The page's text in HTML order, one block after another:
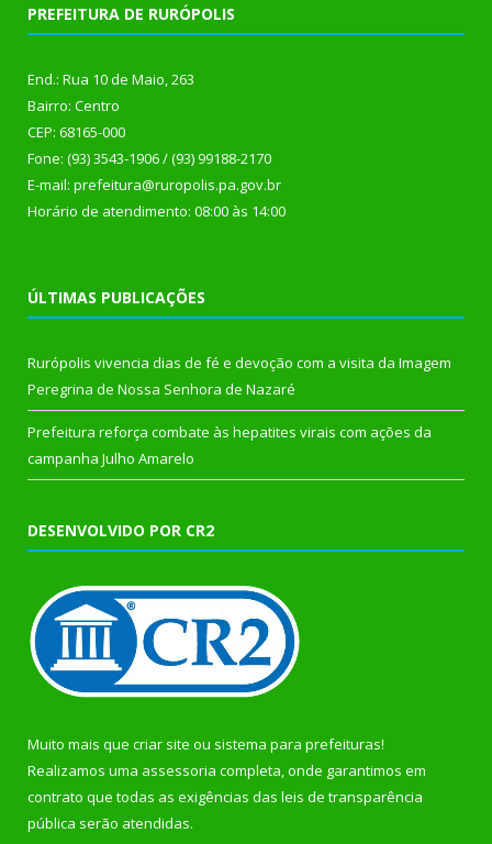
PREFEITURA DE RURÓPOLIS
End.: Rua 10 de Maio, 263
Bairro: Centro
CEP: 68165-000
Fone: (93) 3543-1906 / (93) 99188-2170
E-mail: prefeitura@ruropolis.pa.gov.br
Horário de atendimento: 08:00 às 14:00
ÚLTIMAS PUBLICAÇÕES
Rurópolis vivencia dias de fé e devoção com a visita da Imagem
Peregrina de Nossa Senhora de Nazaré
Prefeitura reforça combate às hepatites virais com ações da
campanha Julho Amarelo
DESENVOLVIDO POR CR2
Muito mais que criar site ou sistema para prefeituras!
Realizamos uma assessoria completa, onde garantimos em
contrato que todas as exigências das leis de transparência
pública serão atendidas.